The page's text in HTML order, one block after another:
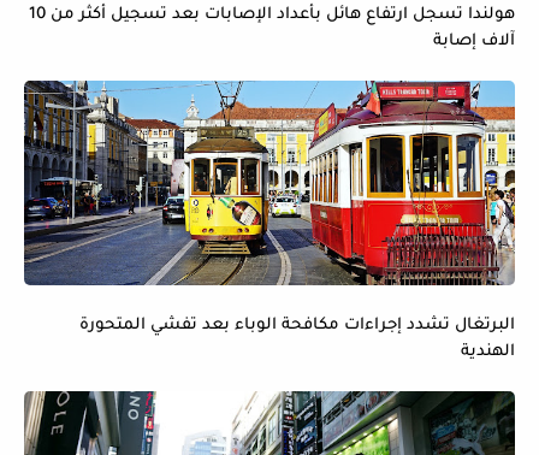
هولندا تسجل ارتفاع هائل بأعداد الإصابات بعد تسجيل أكثر من 10
آلاف إصابة
البرتغال تشدد إجراءات مكافحة الوباء بعد تفشي المتحورة
الهندية